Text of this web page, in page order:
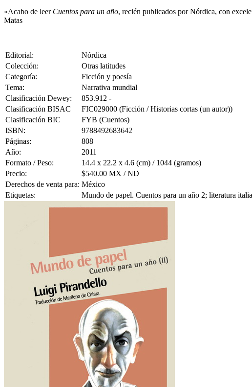
«Acabo de leer Cuentos para un año, recién publicados por Nórdica, con
Matas
Editorial:
Nórdica
Colección:
Otras latitudes
Categoría:
Ficción y poesía
Tema:
Narrativa mundial
Clasificación Dewey:
853.912 -
Clasificación BISAC
FIC029000 (Ficción / Historias cortas (un autor))
Clasificación BIC
FYB (Cuentos)
ISBN:
9788492683642
Páginas:
808
Año:
2011
Formato / Peso:
14.4 x 22.2 x 4.6 (cm) / 1044 (gramos)
Precio:
$540.00 MX / ND
Derechos de venta para: México
Etiquetas:
Mundo de papel. Cuentos para un año 2; literatura